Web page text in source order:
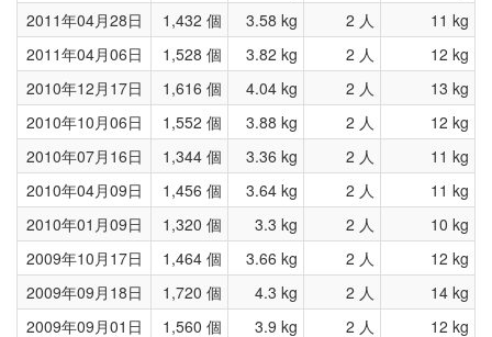
2011年04月28日
1,432 個 3.58 kg 2 人
11 kg
2011年04月06日
1,528 個 3.82 kg 2 人
12 kg
2010年12月17日
1,616 個 4.04 kg 2 人
13 kg
2010年10月06日
1,552 個 3.88 kg 2 人
12 kg
2010年07月16日
1,344 個 3.36 kg 2 人
11 kg
2010年04月09日
1,456 個 3.64 kg 2 人
11 kg
2010年01月09日
1,320 個 3.3 kg 2 人
10 kg
2009年10月17日
1,464 個 3.66 kg 2 人
12 kg
2009年09月18日
1,720 個 4.3 kg 2 人
14 kg
2009年09月01日
1,560 個 3.9 kg 2 人 12 kg